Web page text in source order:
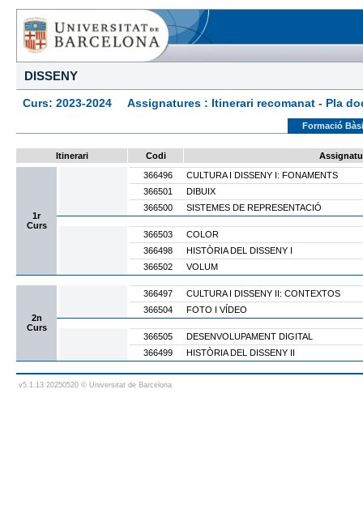
DISSENY
Curs: 2023-2024 Assignatures : Itinerari recomanat - Pla
Formació
Itinerari Codi
1r
Curs
366496
CULTURA I DISSENY I: FONAMENTS
366501
DIBUIX
366500
SISTEMES DE REPRESENTACIÓ
366503
COLOR
366498
HISTÒRIA DEL DISSENY I
366502
VOLUM
2n
Curs
366497
CULTURA I DISSENY II: CONTEXTOS
366504
FOTO I VÍDEO
366505
DESENVOLUPAMENT DIGITAL
366499
HISTÒRIA DEL DISSENY II
v5.1.13 20250520 © Universitat de Barcelona